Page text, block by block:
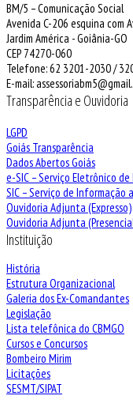
BM/5 – Comunicação Social
Avenida C-206 esquina com
Jardim América - Goiânia-GO
CEP 74270-060
Telefone: 62 3201-2030 /
E-mail:
Transparência e Ouvidoria
LGPD
Goiás Transparência
Dados Abertos Goiás
e-SIC – Serviço Eletrônico
SIC – Serviço de Informação
Ouvidoria Adjunta (Expresso)
Ouvidoria Adjunta
Instituição
História
Estrutura Organizacional
Galeria dos Ex-Comandantes
Legislação
Lista telefônica do CBMGO
Cursos e Concursos
Bombeiro Mirim
Licitações
SESMT/SIPAT